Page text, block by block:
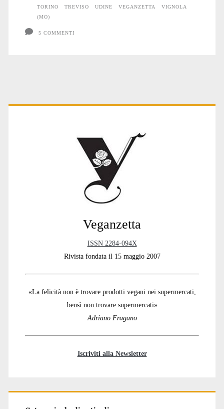
TORINO
TREVISO UDINE VEGANZETTA
VIGNOLA
(MO)
5 COMMENTI
Primary
Veganzetta
ISSN 2284-094X
Rivista fondata il 15 maggio 2007
«La felicità non è trovare prodotti vegani nei supermercati,
bensì non trovare supermercati»
Adriano Fragano
Iscriviti alla Newsletter